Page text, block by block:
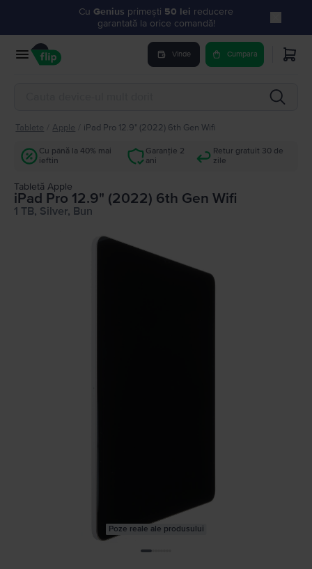
Cu Genius primești 50 lei reducere
garantată la orice comandă!
Vinde Cumpara
Tablete Apple iPad Pro 12.9" (2022) 6th Gen Wifi
Cu până la 40% mai
ieftin
Garanție 2
ani
Retur gratuit 30 de
zile
Tabletă Apple
iPad Pro 12.9" (2022) 6th Gen Wifi
1 TB, Silver, Bun
Poze reale ale produsului